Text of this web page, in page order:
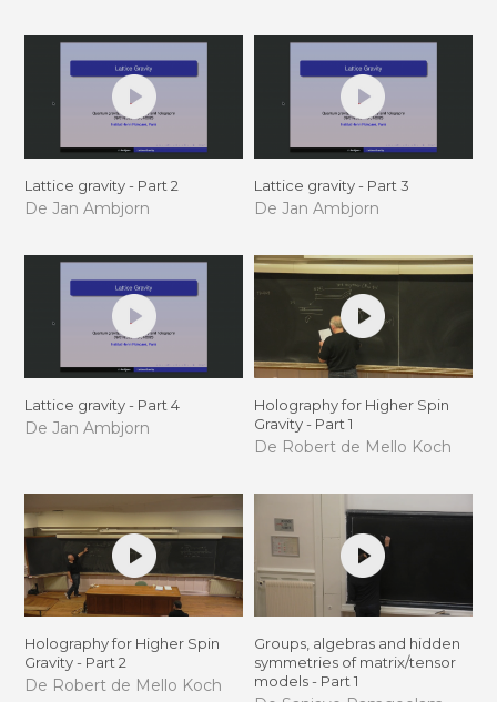
Lattice gravity - Part 2
De Jan Ambjorn
Lattice gravity - Part 3
De Jan Ambjorn
Lattice gravity - Part 4
De Jan Ambjorn
Holography for Higher Spin
Gravity - Part 1
De Robert de Mello Koch
Holography for Higher Spin
Gravity - Part 2
De Robert de Mello Koch
Groups, algebras and hidden
symmetries of matrix/tensor
models - Part 1